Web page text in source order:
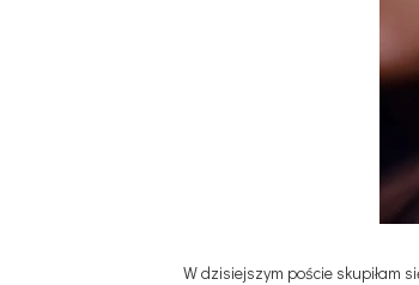
W dzisiejszym poście skupiłam